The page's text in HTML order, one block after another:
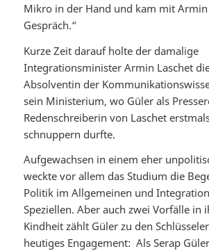
Mikro in der Hand und kam mit Armin
Gespräch.“
Kurze Zeit darauf holte der damalige
Integrationsminister Armin Laschet
Absolventin der
sein Ministerium, wo Güler als
Redenschreiberin von Laschet
schnuppern durfte.
Aufgewachsen in einem eher
weckte vor allem das Studium die
Politik im Allgemeinen und
Speziellen. Aber auch zwei Vorfälle in
Kindheit zählt Güler zu den
heutiges Engagement: Als Serap